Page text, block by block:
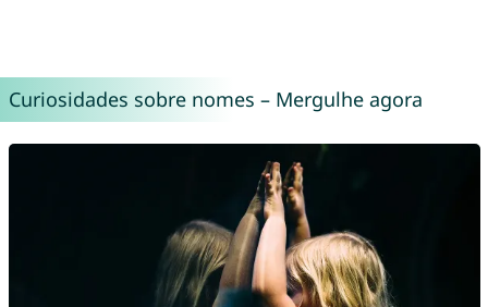
Curiosidades sobre nomes – Mergulhe agora